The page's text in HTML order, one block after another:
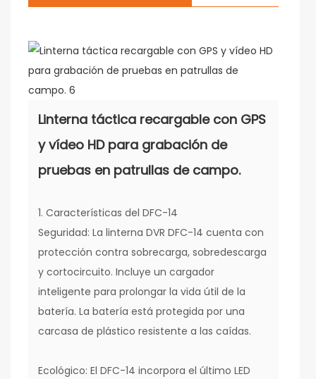
Linterna táctica recargable con GPS
y vídeo HD para grabación de
pruebas en patrullas de campo.
1. Características del DFC-14
Seguridad: La linterna DVR DFC-14 cuenta con
protección contra sobrecarga, sobredescarga
y cortocircuito. Incluye un cargador
inteligente para prolongar la vida útil de la
batería. La batería está protegida por una
carcasa de plástico resistente a las caídas.
Ecológico: El DFC-14 incorpora el último LED